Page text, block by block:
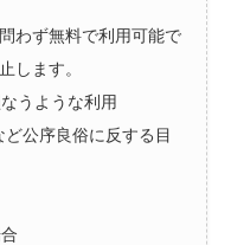
わず無料で利用可能で
します。
うような利用
公序良俗に反する目